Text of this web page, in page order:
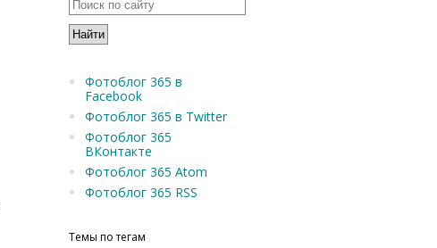
Фотоблог 365 в
Facebook
Фотоблог 365 в Twitter
Фотоблог 365
ВКонтакте
Фотоблог 365 Atom
Фотоблог 365 RSS
Темы по тегам